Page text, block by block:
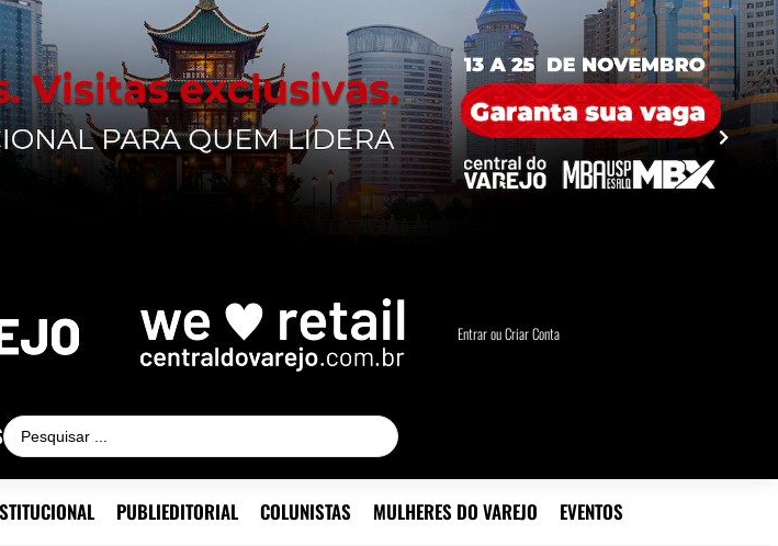
Entrar ou Criar Conta
PUBLIEDITORIAL COLUNISTAS MULHERES DO VAREJO EVENTOS